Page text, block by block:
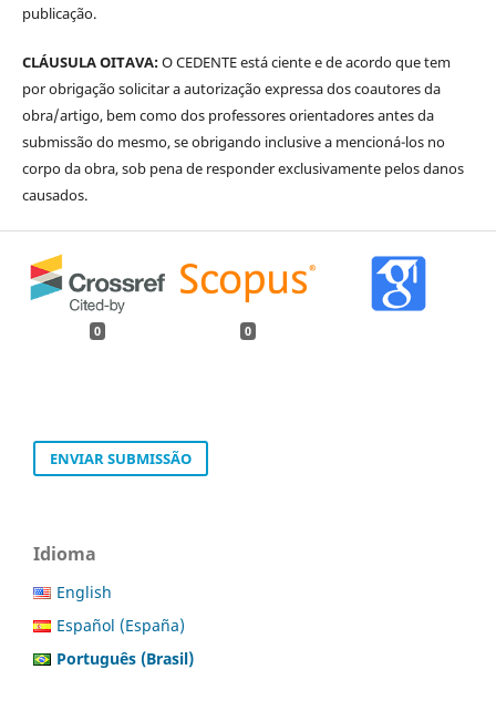
publicação.
CLÁUSULA OITAVA:O CEDENTE está ciente e de acordo que tem
por obrigação solicitar a autorização expressa dos coautores da
obra/artigo, bem como dos professores orientadores antes da
submissão do mesmo, se obrigando inclusive a mencioná-los no
corpo da obra, sob pena de responder exclusivamente pelos danos
causados.
0 0
ENVIAR SUBMISSÃO
Idioma
English
Español (España)
Português (Brasil)